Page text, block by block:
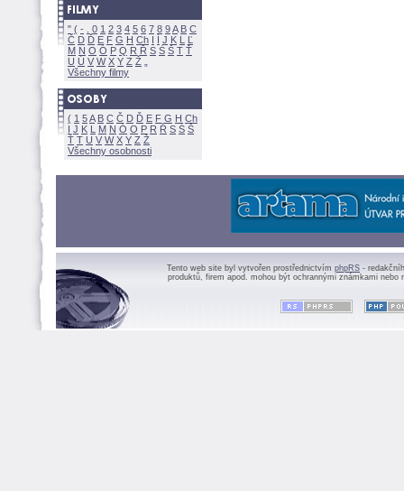
" ( - 0 1 2 3 4 5 6 7 8 9A B C
Č D Ď E F G H Ch I Í J K L
Ľ
M N O Ó P Q R Ř S Ś T Ť
U Ú V W X Y Z
Všechny filmy
( 1 5A B C Č D Ď E F G H Ch
I J K L M N Ó O P R Ř S Ś
Ť T U V W X Y Z
Všechny osobnosti
Tento web site byl vytvořen prostřednictvím phpRS -
produktů, firem apod. mohou být ochrannými známkami